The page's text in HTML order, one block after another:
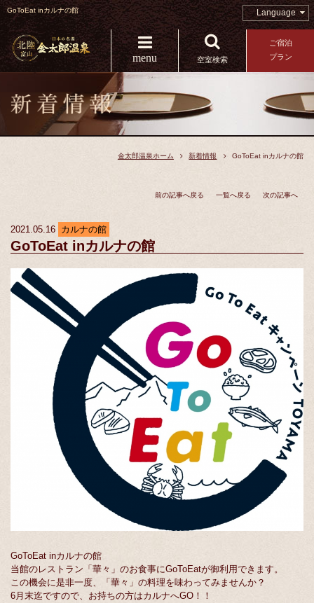
GoToEat inカルナの館 Language
menu 空室検索
ご宿泊
プラン
金太郎温泉ホーム 新着情報 GoToEat inカルナの館
前の記事へ戻る 一覧へ戻る 次の記事へ
2021.05.16 カルナの館
GoToEat inカルナの館
GoToEat inカルナの館
当館のレストラン「華々」のお食事にGoToEatが御利用できます。
この機会に是非一度、「華々」の料理を味わってみませんか？
6月末迄ですので、お持ちの方はカルナへGO！！